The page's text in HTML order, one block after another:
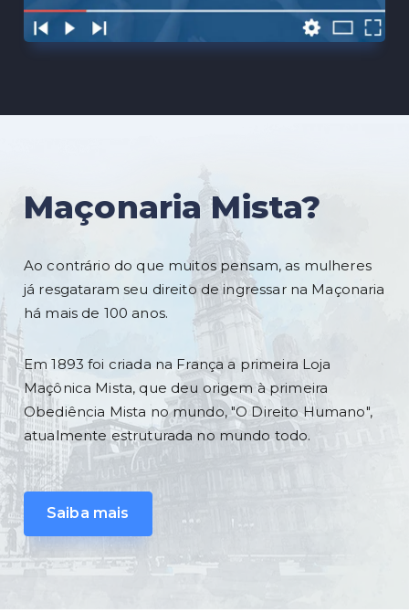
Maçonaria Mista?
Ao contrário do que muitos pensam, as mulheres
já resgataram seu direito de ingressar na Maçonaria
há mais de 100 anos.
Em 1893 foi criada na França a primeira Loja
Maçônica Mista, que deu origem à primeira
Obediência Mista no mundo, "O Direito Humano",
atualmente estruturada no mundo todo.
Saiba mais